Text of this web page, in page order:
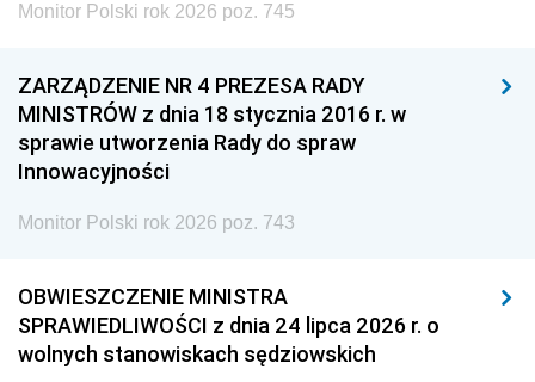
Monitor Polski rok 2026 poz. 745
ZARZĄDZENIE NR 4 PREZESA RADY
MINISTRÓW z dnia 18 stycznia 2016 r. w
sprawie utworzenia Rady do spraw
Innowacyjności
Monitor Polski rok 2026 poz. 743
OBWIESZCZENIE MINISTRA
SPRAWIEDLIWOŚCI z dnia 24 lipca 2026 r. o
wolnych stanowiskach sędziowskich